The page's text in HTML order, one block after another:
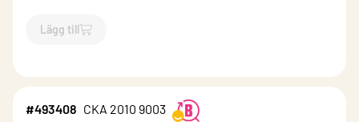
Lägg till
`$Lägg till
#493408 CKA 2010 9003